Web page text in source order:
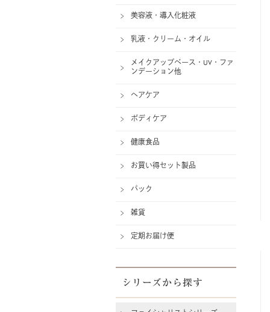
美容液・導入化粧液
乳液・クリーム・オイル
メイクアップベース・UV・ファ
ンデーション他
ヘアケア
ボディケア
健康食品
お買い得セット製品
パック
雑貨
定期お届け便
シリーズから探す